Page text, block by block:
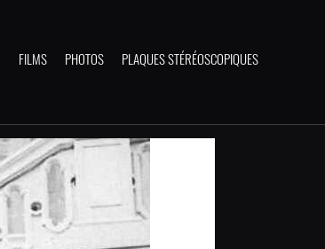
FILMS PHOTOS PLAQUES STÉRÉOSCOPIQUES